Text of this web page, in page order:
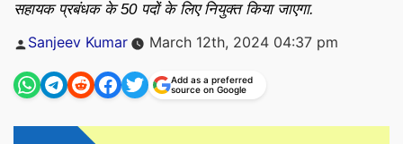
सहायक प्रबंधक के 50 पदों के लिए नियुक्त किया जाएगा.
Posted
Sanjeev Kumar March 12th, 2024 04:37 pm
Add as a preferred
source on Google